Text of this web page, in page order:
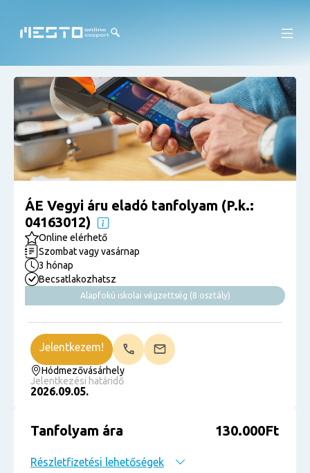
ÁE Vegyi áru eladó tanfolyam (P.k.:
04163012)
Online elérhető
Szombat vagy vasárnap
3 hónap
Becsatlakozhatsz
Alapfokú iskolai végzettség (8 osztály)
Hódmezővásárhely
Jelentkezési határidő
2026.09.05.
Jelentkezem!
Tanfolyam ára 130.000Ft
Részletfizetési lehetőségek